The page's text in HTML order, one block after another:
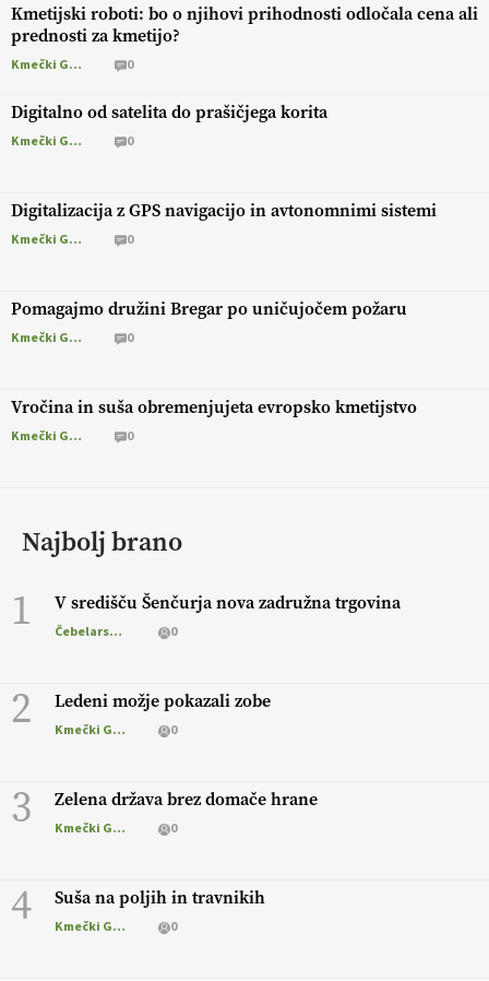
Kmetijski roboti: bo o njihovi prihodnosti odločala cena ali
prednosti za kmetijo?
Kmečki Glas 0
Digitalno od satelita do prašičjega korita
Kmečki Glas 0
Digitalizacija z GPS navigacijo in avtonomnimi sistemi
Kmečki Glas 0
Pomagajmo družini Bregar po uničujočem požaru
Kmečki Glas 0
Vročina in suša obremenjujeta evropsko kmetijstvo
Kmečki Glas 0
Najbolj brano
1 V središču Šenčurja nova zadružna trgovina
Čebelarstvo 0
2 Ledeni možje pokazali zobe
Kmečki Glas 0
3 Zelena država brez domače hrane
Kmečki Glas 0
4 Suša na poljih in travnikih
Kmečki Glas 0